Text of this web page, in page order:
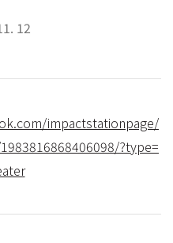
12
impactstationpage/
?type=